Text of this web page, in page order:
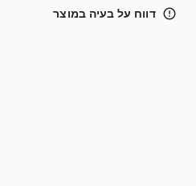
error_outline דווח על בעיה במוצר